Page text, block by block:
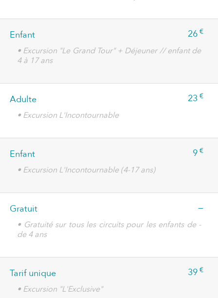
Enfant 26 €
• Excursion "Le Grand Tour" + Déjeuner // enfant de
4 à 17 ans
Adulte 23 €
• Excursion L'Incontournable
Enfant 9 €
• Excursion L'Incontournable (4-17 ans)
Gratuit —
• Gratuité sur tous les circuits pour les enfants de -
de 4 ans
Tarif unique 39 €
• Excursion "L'Exclusive"